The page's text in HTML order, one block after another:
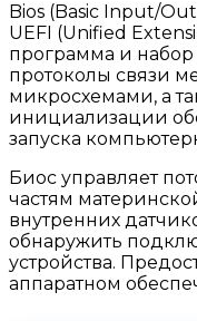
Bios (Basic Input/
UEFI (Unified
программа и
протоколы связи
микросхемами, а
инициализации
запуска
Биос управляет
частям
внутренних
обнаружить
устройства.
аппаратном